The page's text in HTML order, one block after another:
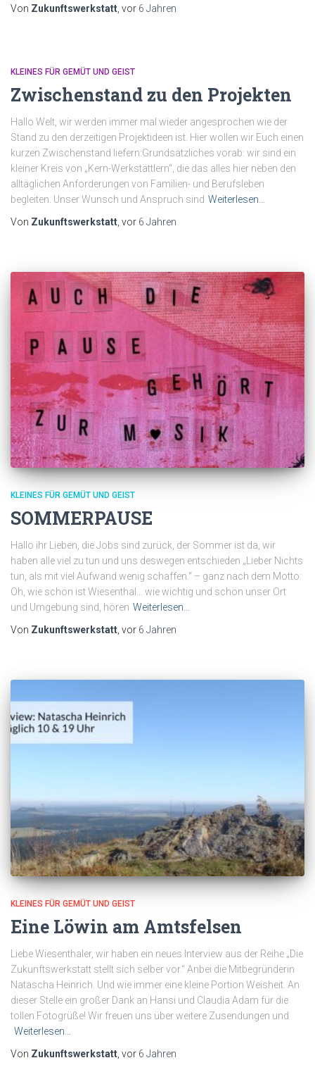
Von Zukunftswerkstatt , vor 6 Jahren
KLEINES FÜR GEMÜT UND GEIST
Zwischenstand zu den Projekten
Hallo Welt, wir werden immer mal wieder angesprochen wie der
Stand zu den derzeitigen Projektideen ist. Hier wollen wir Euch einen
kurzen Zwischenstand liefern:Grundsätzliches vorab: wir sind ein
kleiner Kreis von „Kern-Werkstättlern“, die das alles hier neben den
alltäglichen Anforderungen von Familien- und Berufsleben
begleiten. Unser Wunsch und Anspruch sind Weiterlesen…
Von Zukunftswerkstatt , vor 6 Jahren
KLEINES FÜR GEMÜT UND GEIST
SOMMERPAUSE
Hallo ihr Lieben, die Jobs sind zurück, der Sommer ist da, wir
haben alle viel zu tun und uns deswegen entschieden „Lieber Nichts
tun, als mit viel Aufwand wenig schaffen.“ – ganz nach dem Motto:
Oh, wie schön ist Wiesenthal… wie wichtig und schön unser Ort
und Umgebung sind, hören Weiterlesen…
Von Zukunftswerkstatt, vor 6 Jahren
KLEINES FÜR GEMÜT UND GEIST
Eine Löwin am Amtsfelsen
Liebe Wiesenthaler, wir haben ein neues Interview aus der Reihe „Die
Zukunftswerkstatt stellt sich selber vor.“ Anbei die Mitbegründerin
Natascha Heinrich. Und wie immer eine kleine Portion Weisheit. An
dieser Stelle ein großer Dank an Hansi und Claudia Adam für die
tollen Fotogrüße! Wir freuen uns über weitere Zusendungen und
Weiterlesen…
Von Zukunftswerkstatt , vor 6 Jahren